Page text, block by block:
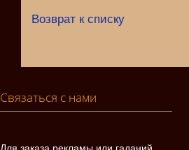
Возврат к списку
Связаться с нами